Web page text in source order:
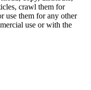
crawl them for
use them for any other
use or with the